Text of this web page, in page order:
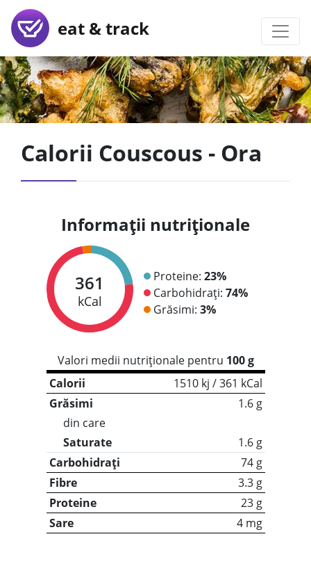
eat & track
Calorii Couscous - Ora
Informații nutriționale
361
kCal
Proteine: 23%
Carbohidrați: 74%
Grăsimi: 3%
Valori medii nutriționale pentru 100 g
Calorii
1510 kj / 361 kCal
Grăsimi
1.6 g
din care
Saturate
1.6 g
Carbohidrați
74 g
Fibre
3.3 g
Proteine
23 g
Sare
4 mg